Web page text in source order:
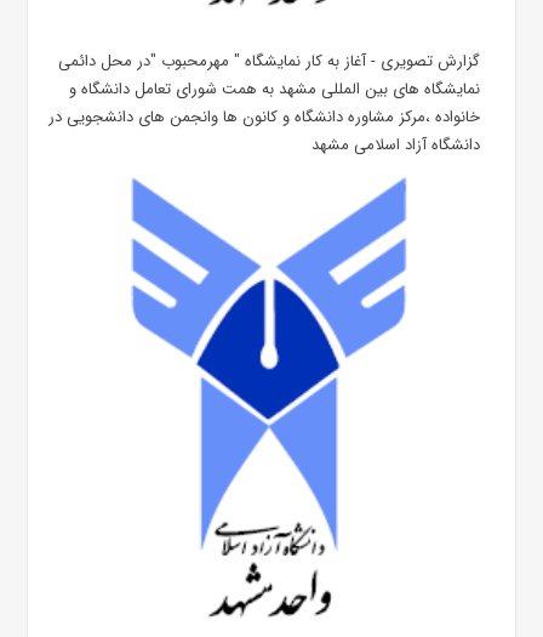
گزارش تصویری - آغاز به کار نمایشگاه " مهرمحبوب "در محل دائمی
نمایشگاه های بین المللی مشهد به همت شورای تعامل دانشگاه و
خانواده ،مرکز مشاوره دانشگاه و کانون ها وانجمن های دانشجویی در
دانشگاه آزاد اسلامی مشهد